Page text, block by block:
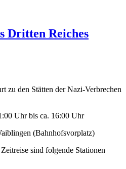
Dritten Reiches
zu den Stätten der Nazi-Verbrechen
Uhr bis ca. 16:00 Uhr
(Bahnhofsvorplatz)
sind folgende Stationen